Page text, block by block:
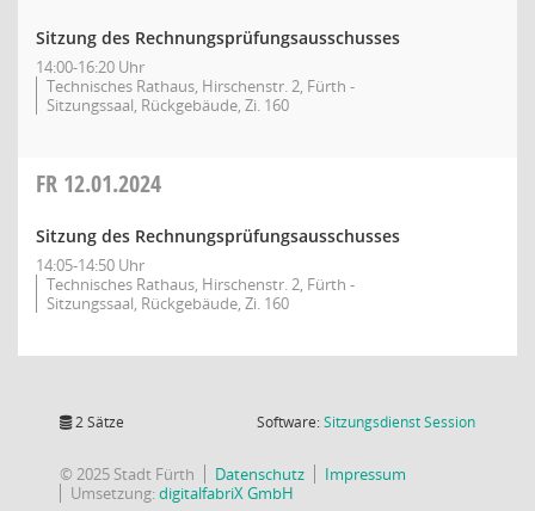
Sitzung des Rechnungsprüfungsausschusses
14:00-16:20 Uhr
Technisches Rathaus, Hirschenstr. 2, Fürth -
Sitzungssaal, Rückgebäude, Zi. 160
FR 12.01.2024
Sitzung des Rechnungsprüfungsausschusses
14:05-14:50 Uhr
Technisches Rathaus, Hirschenstr. 2, Fürth -
Sitzungssaal, Rückgebäude, Zi. 160
2 Sätze Software:SitzungsdienstSession(Wird in
© 2025 Stadt Fürth Datenschutz
Impressum
Umsetzung:digitalfabriX GmbH